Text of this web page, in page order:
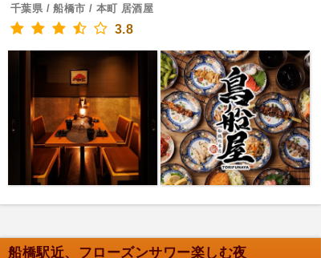
千葉県 / 船橋市 / 本町 居酒屋
3.8
船橋駅近、フローズンサワー楽しむ夜